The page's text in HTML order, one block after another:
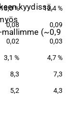
kyydissä.
mallimme (~0,9
13,0 % 12,4 %
0,08 0,09
0,02 0,03
3,1 % 4,7 %
8,3 7,3
5,2 4,3